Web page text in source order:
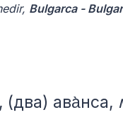
Bulgarca -
(два) ава̀нса,